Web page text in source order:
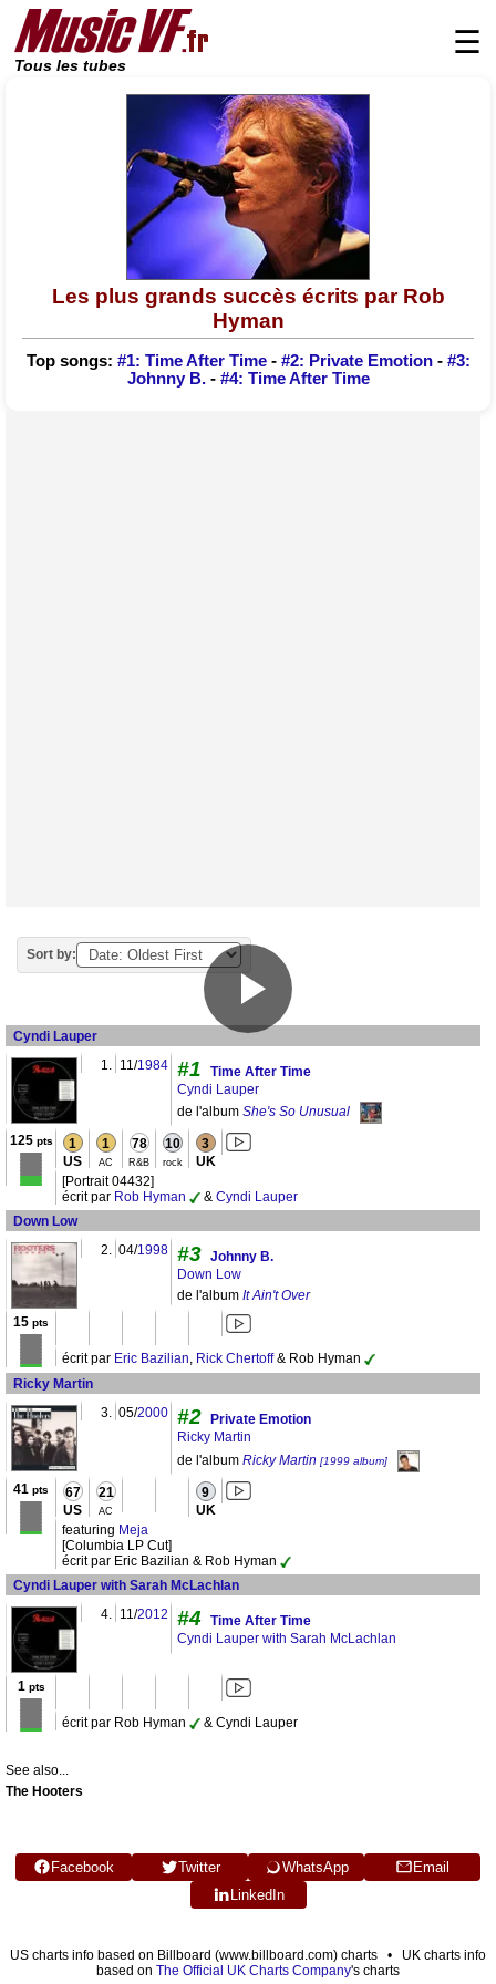
Tous les tubes
☰
Les plus grands succès écrits par Rob
Hyman
Top songs: #1: Time After Time- #2: Private Emotion- #3:
Johnny B.- #4: Time After Time
Sort by:
Cyndi Lauper
1.
11/1984 #1
Time After Time
Cyndi Lauper
de l'album She's So Unusual
125pts 1
US
1
AC
78
R&B
10
rock
3
UK
[Portrait 04432]
écrit par Rob Hyman & Cyndi Lauper
Down Low
2. 04/1998 #3 Johnny B.
Down Low
de l'album It Ain't Over
15 pts
écrit par Eric Bazilian, Rick Chertoff& Rob Hyman
Ricky Martin
3. 05/2000 #2
Private Emotion
Ricky Martin
de l'album Ricky Martin [1999 album]
41 pts 67
US
21
AC
9
UK
featuring Meja
[Columbia LP Cut]
écrit par Eric Bazilian & Rob Hyman
Cyndi Lauper with Sarah McLachlan
4. 11/2012 #4 Time After Time
Cyndi Lauper with Sarah McLachlan
1 pts
écrit par Rob Hyman & Cyndi Lauper
See also...
The Hooters
Facebook Twitter WhatsApp
Email
LinkedIn
US charts info based on Billboard (www.billboard.com) charts • UK charts info
based on The Official UK Charts Company's charts